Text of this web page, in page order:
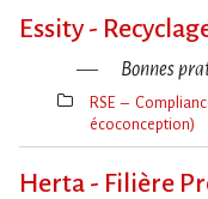
Essity -
Bonnes
Thèmes(s)
RSE –
écoconception)
Herta - Filière